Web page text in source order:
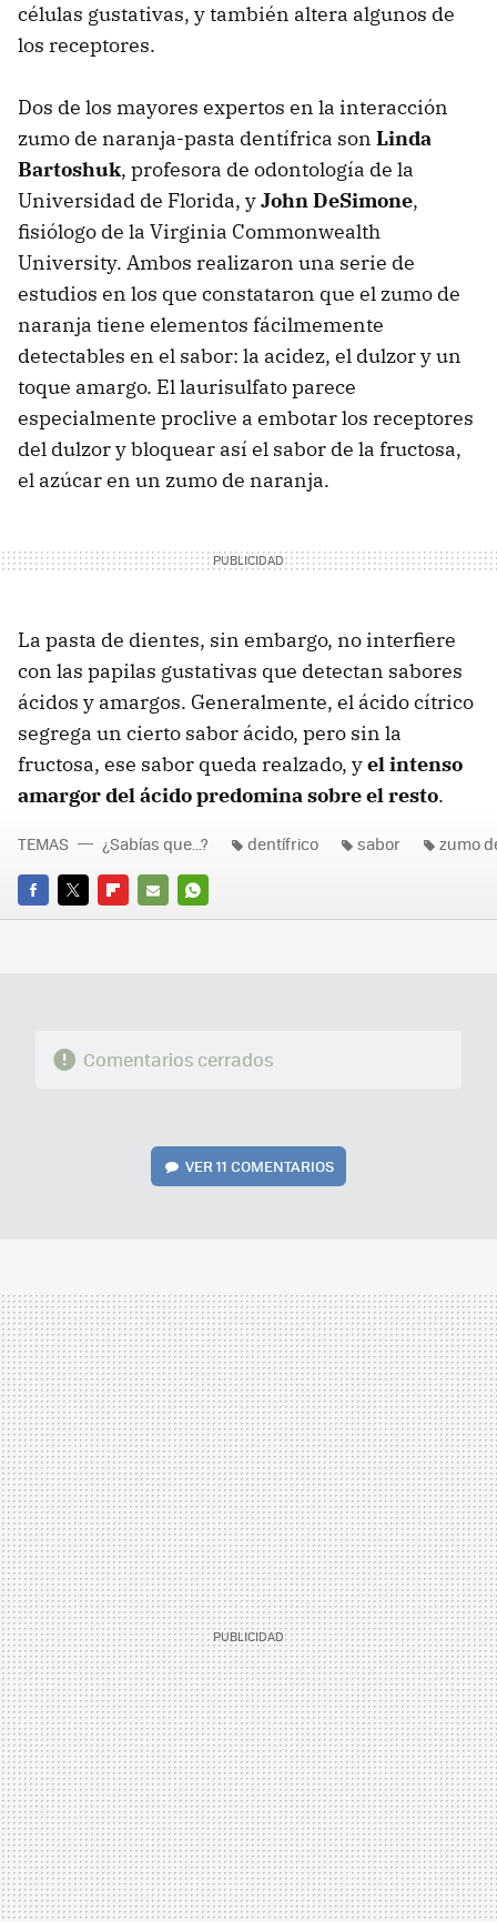
células gustativas, y también altera algunos de
los receptores.
Dos de los mayores expertos en la interacción
zumo de naranja-pasta dentífrica son Linda
Bartoshuk, profesora de odontología de la
Universidad de Florida, yJohn DeSimone,
fisiólogo de la Virginia Commonwealth
University. Ambos realizaron una serie de
estudios en los que constataron que el zumo de
naranja tiene elementos fácilmemente
detectables en el sabor: la acidez, el dulzor y un
toque amargo. El laurisulfato parece
especialmente proclive a embotar los receptores
del dulzor y bloquear así el sabor de la fructosa,
el azúcar en un zumo de naranja.
La pasta de dientes, sin embargo, no interfiere
con las papilas gustativas que detectan sabores
ácidos y amargos. Generalmente, el ácido cítrico
segrega un cierto sabor ácido, pero sin la
fructosa, ese sabor queda realzado, yel intenso
amargor del ácido predomina sobre el resto.
FACEBOOK
TWITTERFLIPBOARD
E-
WHATSAPP
TEMAS ¿Sabías que...? dentífrico sabor zumo
Comentarios cerrados
VER11 COMENTARIOS